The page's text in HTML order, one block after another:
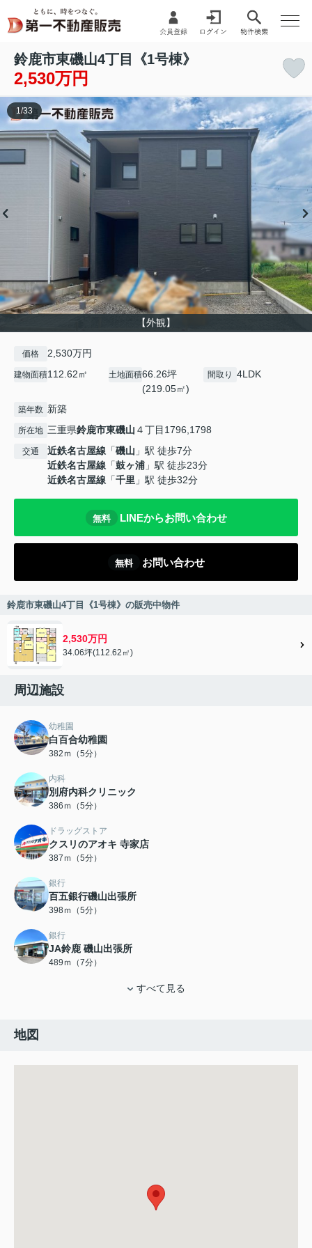
鈴鹿市東磯山4丁目《1号棟》
2,530万円
【外観】
1 /33
価格 2,530万円
建物面積112.62㎡ 土地面積66.26坪
(219.05㎡)
間取り 4LDK
築年数 新築
所在地 三重県鈴鹿市東磯山 ４丁目1796,1798
交通 近鉄名古屋線 「磯山 」駅 徒歩7分
近鉄名古屋線 「鼓ヶ浦 」駅 徒歩23分
近鉄名古屋線 「千里 」駅 徒歩32分
無料 LINEからお問い合わせ
無料 お問い合わせ
鈴鹿市東磯山4丁目《1号棟》の販売中物件
2,530万円
34.06坪(112.62㎡)
周辺施設
幼稚園
白百合幼稚園
382ｍ（5分）
内科
別府内科クリニック
386ｍ（5分）
ドラッグストア
クスリのアオキ 寺家店
387ｍ（5分）
銀行
百五銀行磯山出張所
398ｍ（5分）
銀行
JA鈴鹿 磯山出張所
489ｍ（7分）
すべて見る
地図